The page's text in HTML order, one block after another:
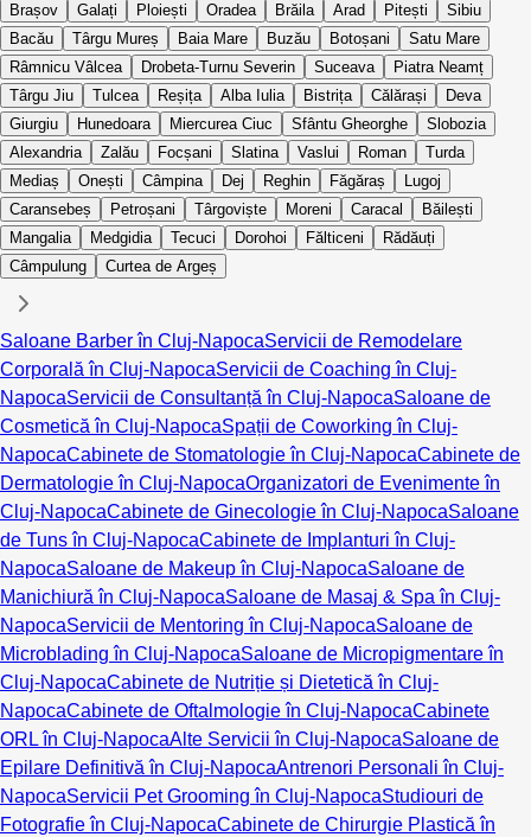
Brașov
Galați Ploiești Oradea Brăila Arad Pitești
Sibiu
Bacău
Târgu Mureș Baia Mare Buzău Botoșani
Satu Mare
Râmnicu Vâlcea
Drobeta-Turnu Severin Suceava
Piatra Neamț
Târgu Jiu
Tulcea Reșița Alba Iulia Bistrița Călărași
Deva
Giurgiu
Hunedoara Miercurea Ciuc Sfântu Gheorghe
Slobozia
Alexandria
Zalău Focșani Slatina Vaslui Roman
Turda
Mediaș
Onești Câmpina Dej Reghin Făgăraș
Lugoj
Caransebeș
Petroșani Târgoviște Moreni Caracal
Băilești
Mangalia
Medgidia Tecuci Dorohoi Fălticeni
Rădăuți
Câmpulung
Curtea de Argeș
Saloane Barber în Cluj-NapocaServicii de Remodelare
Corporală în Cluj-NapocaServicii de Coaching în Cluj-
NapocaServicii de Consultanță în Cluj-NapocaSaloane de
Cosmetică în Cluj-NapocaSpații de Coworking în Cluj-
NapocaCabinete de Stomatologie în Cluj-NapocaCabinete de
Dermatologie în Cluj-NapocaOrganizatori de Evenimente în
Cluj-NapocaCabinete de Ginecologie în Cluj-NapocaSaloane
de Tuns în Cluj-NapocaCabinete de Implanturi în Cluj-
NapocaSaloane de Makeup în Cluj-NapocaSaloane de
Manichiură în Cluj-NapocaSaloane de Masaj & Spa în Cluj-
NapocaServicii de Mentoring în Cluj-NapocaSaloane de
Microblading în Cluj-NapocaSaloane de Micropigmentare în
Cluj-NapocaCabinete de Nutriție și Dietetică în Cluj-
NapocaCabinete de Oftalmologie în Cluj-NapocaCabinete
ORL în Cluj-NapocaAlte Servicii în Cluj-NapocaSaloane de
Epilare Definitivă în Cluj-NapocaAntrenori Personali în Cluj-
NapocaServicii Pet Grooming în Cluj-NapocaStudiouri de
Fotografie în Cluj-NapocaCabinete de Chirurgie Plastică în